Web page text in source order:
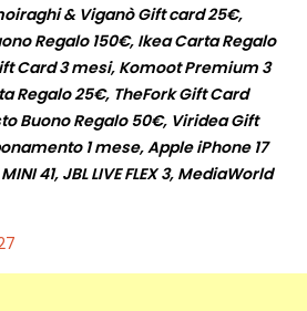
& Viganò Gift card 25€,
Regalo 150€, Ikea Carta Regalo
Card 3 mesi, Komoot Premium 3
Regalo 25€, TheFork Gift Card
Buono Regalo 50€, Viridea Gift
1 mese, Apple iPhone 17
41, JBL LIVE FLEX 3, MediaWorld